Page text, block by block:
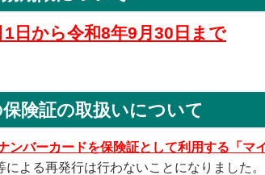
日から令和8年9月30日まで
険証の取扱いについて
ンバーカードを保険証として利用する「マ
よる再発行は行わないことになりました。